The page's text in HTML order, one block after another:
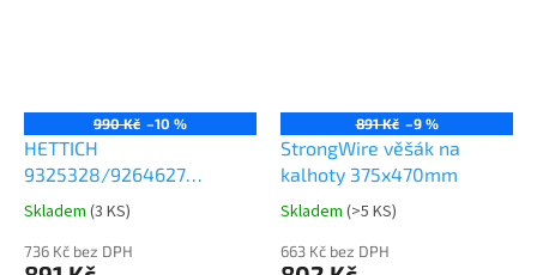
990 Kč –10 %
HETTICH
9325328/9264627
Comfort Spin 360° otočná
police 8kg
Průměrné
produktu
Skladem (3 KS)
736 Kč bez DPH
891 Kč –9 %
StrongWire věšák na
kalhoty 375x470mm
Průměrné
produktu
Skladem (>5 KS)
663 Kč bez DPH